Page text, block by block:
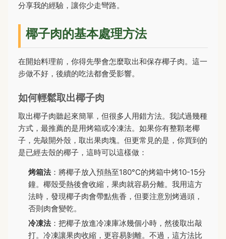
分享我的經驗，讓你少走彎路。
椰子肉的基本處理方法
在開始料理前，你得先學會怎麼取出和保存椰子肉。這一
步做不好，後續的吃法都會受影響。
如何輕鬆取出椰子肉
取出椰子肉聽起來簡單，但很多人用錯方法。我試過幾種
方式，最推薦的是用烤箱或冷凍法。如果你有整顆老椰
子，先敲開外殼，取出果肉塊。但更常見的是，你買到的
是已經去殼的椰子，這時可以這樣做：
烤箱法：將椰子放入預熱至180°C的烤箱中烤10-15分
鐘。椰殼受熱後會收縮，果肉就容易分離。我用這方
法時，發現椰子肉會帶點焦香，但要注意別烤過頭，
否則肉會變乾。
冷凍法：把椰子放進冷凍庫冰幾個小時，然後取出敲
打。冷凍讓果肉收縮，更容易剝離。不過，這方法比